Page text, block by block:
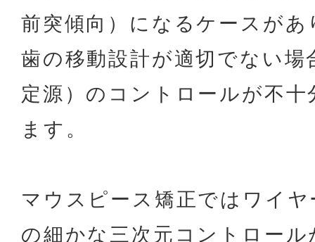
前突傾向）になるケースが
歯の移動設計が適切でない場
定源）のコントロールが不
ます。
マウスピース矯正ではワイ
の細かな三次元コントロー